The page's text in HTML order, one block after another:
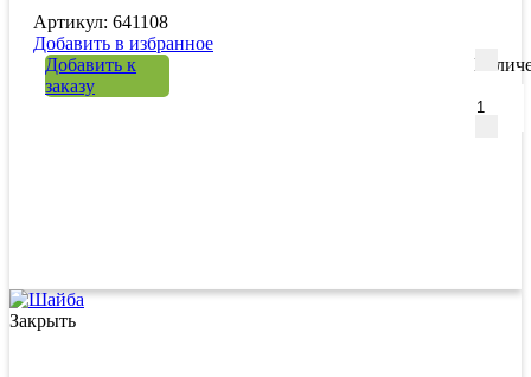
Артикул: 641108
Добавить в избранное
Добавить к
заказу
Закрыть